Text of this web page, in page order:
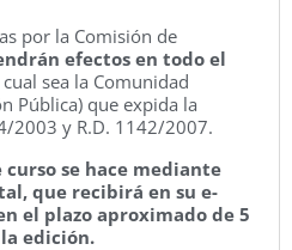
por la Comisión de
efectos en todo el
cual sea la Comunidad
Pública) que expida la
2003 y R.D. 1142/2007.
se hace mediante
que recibirá en su e-
el plazo aproximado de 5
edición.